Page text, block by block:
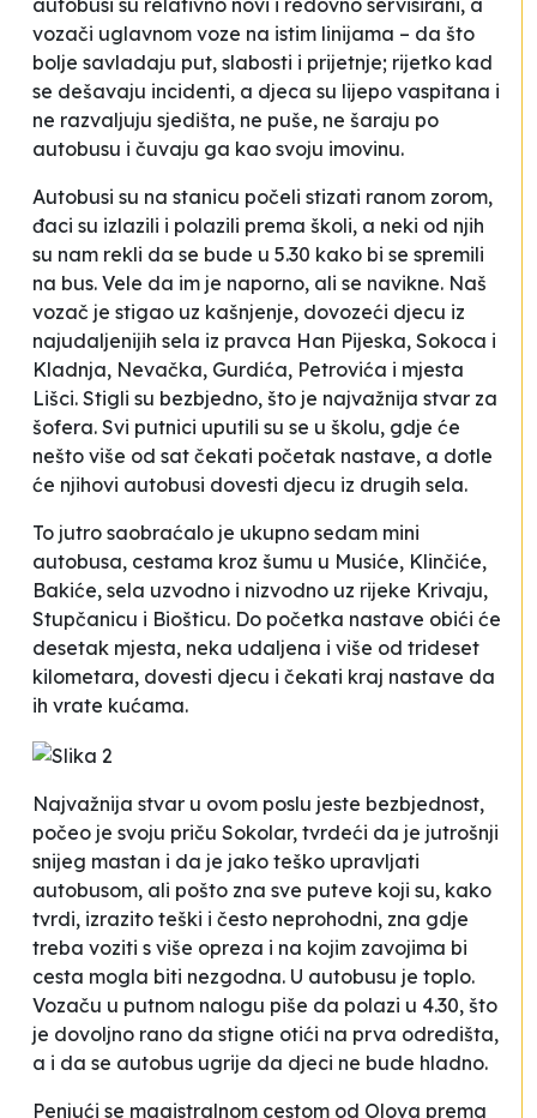
autobusi su relativno novi i redovno servisirani, a
vozači uglavnom voze na istim linijama – da što
bolje savladaju put, slabosti i prijetnje; rijetko kad
se dešavaju incidenti, a djeca su lijepo vaspitana i
ne razvaljuju sjedišta, ne puše, ne šaraju po
autobusu i čuvaju ga kao svoju imovinu.
Autobusi su na stanicu počeli stizati ranom zorom,
đaci su izlazili i polazili prema školi, a neki od njih
su nam rekli da se bude u 5.30 kako bi se spremili
na bus. Vele da im je naporno, ali se navikne. Naš
vozač je stigao uz kašnjenje, dovozeći djecu iz
najudaljenijih sela iz pravca Han Pijeska, Sokoca i
Kladnja, Nevačka, Gurdića, Petrovića i mjesta
Lišci. Stigli su bezbjedno, što je najvažnija stvar za
šofera. Svi putnici uputili su se u školu, gdje će
nešto više od sat čekati početak nastave, a dotle
će njihovi autobusi dovesti djecu iz drugih sela.
To jutro saobraćalo je ukupno sedam mini
autobusa, cestama kroz šumu u Musiće, Klinčiće,
Bakiće, sela uzvodno i nizvodno uz rijeke Krivaju,
Stupčanicu i Biošticu. Do početka nastave obići će
desetak mjesta, neka udaljena i više od trideset
kilometara, dovesti djecu i čekati kraj nastave da
ih vrate kućama.
Najvažnija stvar u ovom poslu jeste bezbjednost,
počeo je svoju priču Sokolar, tvrdeći da je jutrošnji
snijeg mastan i da je jako teško upravljati
autobusom, ali pošto zna sve puteve koji su, kako
tvrdi, izrazito teški i često neprohodni, zna gdje
treba voziti s više opreza i na kojim zavojima bi
cesta mogla biti nezgodna. U autobusu je toplo.
Vozaču u putnom nalogu piše da polazi u 4.30, što
je dovoljno rano da stigne otići na prva odredišta,
a i da se autobus ugrije da djeci ne bude hladno.
Penjući se magistralnom cestom od Olova prema